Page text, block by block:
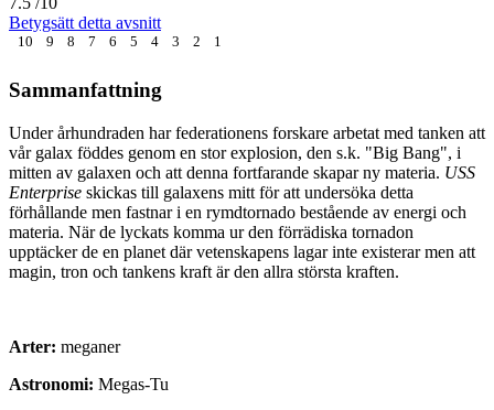
Betygsätt detta avsnitt
10 9 8 7 6 5 4 3 2 1
Sammanfattning
Under århundraden har federationens forskare arbetat med tanken att
vår galax föddes genom en stor explosion, den s.k. "Big Bang", i
mitten av galaxen och att denna fortfarande skapar ny materia. USS
Enterprise skickas till galaxens mitt för att undersöka detta
förhållande men fastnar i en rymdtornado bestående av energi och
materia. När de lyckats komma ur den förrädiska tornadon
upptäcker de en planet där vetenskapens lagar inte existerar men att
magin, tron och tankens kraft är den allra största kraften.
Arter: meganer
Astronomi: Megas-Tu